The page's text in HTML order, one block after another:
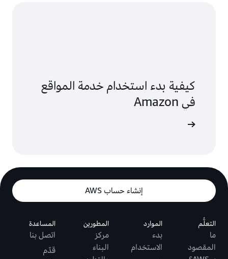
كيفية بدء استخدام خدمة المواقع
في Amazon
إنشاء حساب AWS
التعلُّم
ما
المقصود
الموارد
بدء
الاستخدام
المطورين
مركز
البناء
المساعدة
اتصل بنا
قدّم